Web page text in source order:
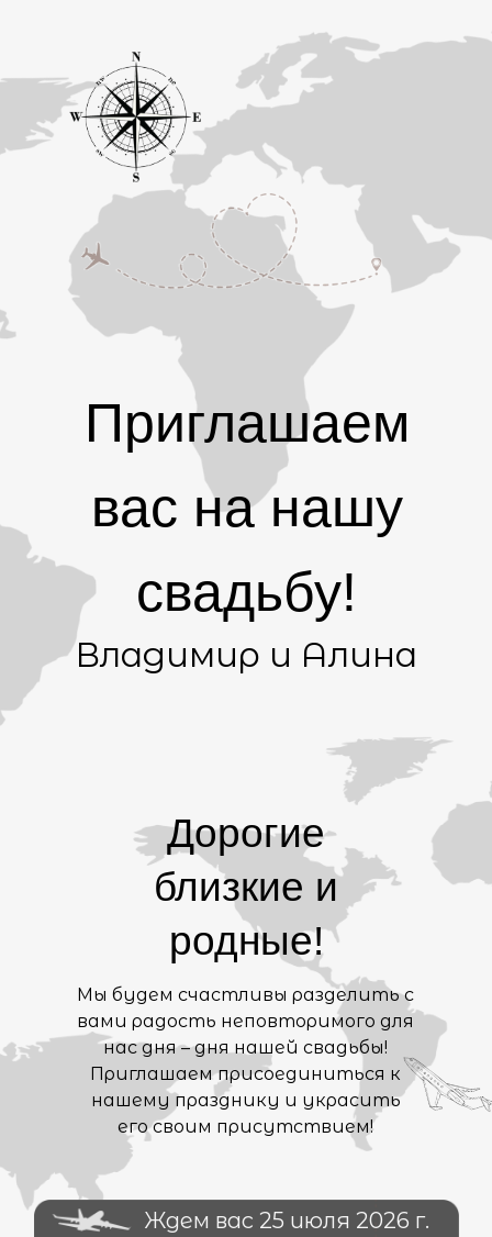
Приглашаем
вас на нашу
свадьбу!
Дорогие
близкие и
родные!
Владимир и Алина
Мы будем счастливы разделить с
вами радость неповторимого для
нас дня – дня нашей свадьбы!
Приглашаем присоединиться к
нашему празднику и украсить
его своим присутствием!
Ждем вас 25 июля 2026 г.